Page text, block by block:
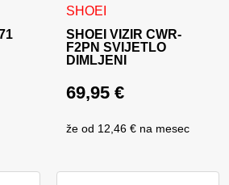
je: 549,90 €.
je: 499,90 €.
varijanti. Opcije se mogu odabrati
SHOEI
SHOEI VIZIR CWR-
F2PN SVIJETLO
DIMLJENI
69,95 €
že od 12,46 € na mesec